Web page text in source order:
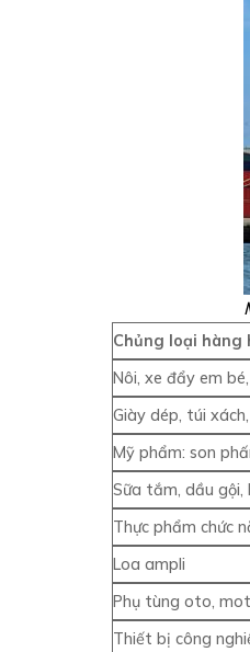
Chủng loại hàng
Nôi, xe đẩy em
Giày dép, túi
Mỹ phẩm: son
Sữa tắm, dầu gội,
Thực phẩm chức
Loa ampli
Phụ tùng oto,
Thiết bị công